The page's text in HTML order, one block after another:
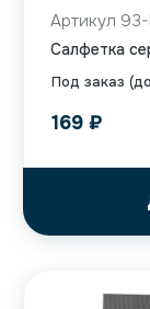
Под заказ
Артикул
Салфетка
169 ₽